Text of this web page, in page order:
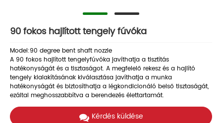
90 fokos hajlított tengely fúvóka
Model:90 degree bent shaft nozzle
A 90 fokos hajlított tengelyfúvóka javíthatja a tisztítás
hatékonyságát és a tisztaságot. A megfelelő rekesz és a hajlító
tengely kialakításának kiválasztása javíthatja a munka
hatékonyságát és biztosíthatja a légkondicionáló belső tisztaságát,
ezáltal meghosszabbítva a berendezés élettartamát.
Kérdés küldése